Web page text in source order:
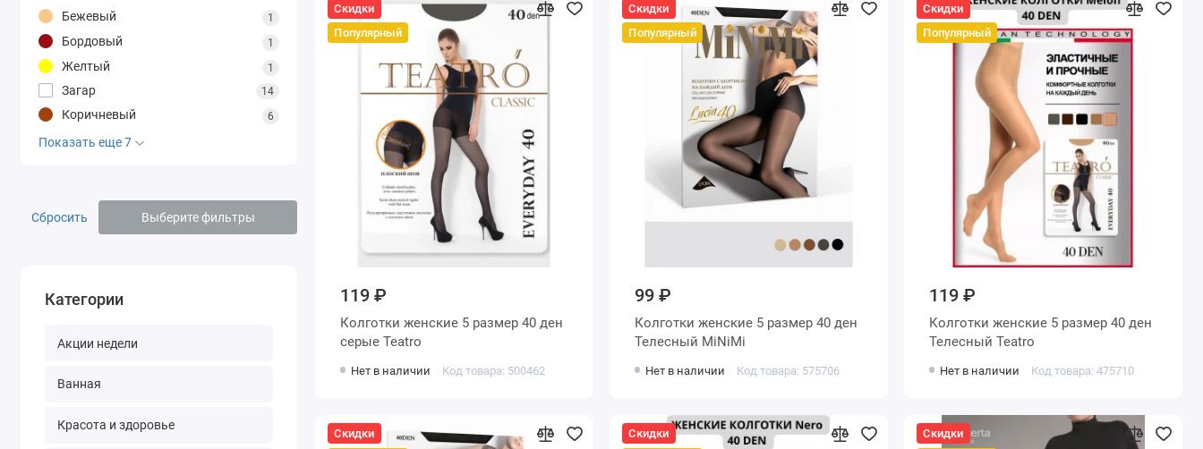
Бежевый 1
Бордовый 1
Желтый 1
Загар 14
Коричневый 6
Показать еще 7
Сбросить Выберите фильтры
Категории
Акции недели
Ванная
Красота и здоровье
Скидки
Популярный
119 ₽
Колготки женские 5 размер 40 ден
серые Teatro
Нет в наличии Код товара: 500462
Скидки
Популярный
99 ₽
Колготки женские 5 размер 40 ден
Телесный MiNiMi
Нет в наличии Код товара: 575706
Скидки
Популярный
119 ₽
Колготки женские 5 размер 40 ден
Телесный Teatro
Нет в наличии Код товара: 475710
Скидки
Скидки
Скидки